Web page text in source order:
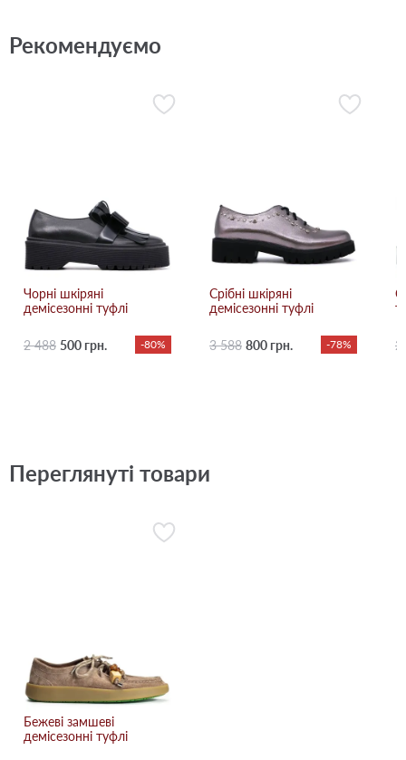
Рекомендуємо
Чорні шкіряні
демісезонні туфлі
2 488 500 грн. -80%
Срібні шкіряні
демісезонні туфлі
3 588 800 грн. -78% 2
Переглянуті товари
Бежевi замшеві
демісезонні туфлі